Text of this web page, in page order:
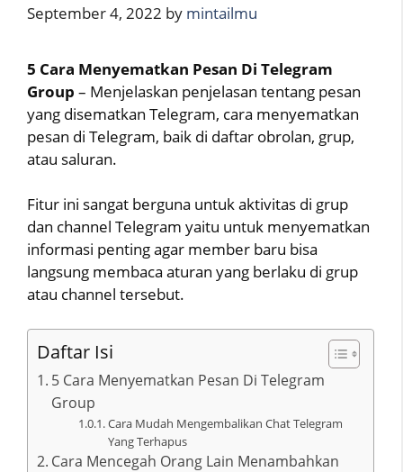
September 4, 2022 by mintailmu
5 Cara Menyematkan Pesan Di Telegram
Group – Menjelaskan penjelasan tentang pesan
yang disematkan Telegram, cara menyematkan
pesan di Telegram, baik di daftar obrolan, grup,
atau saluran.
Fitur ini sangat berguna untuk aktivitas di grup
dan channel Telegram yaitu untuk menyematkan
informasi penting agar member baru bisa
langsung membaca aturan yang berlaku di grup
atau channel tersebut.
Daftar Isi
5 Cara Menyematkan Pesan Di Telegram
Group
Cara Mudah Mengembalikan Chat Telegram
Yang Terhapus
Cara Mencegah Orang Lain Menambahkan